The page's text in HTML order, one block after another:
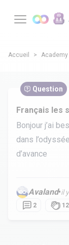
Accueil Academy
Question
Français les
Bonjour j’ai
dans
d’avance
Avaland•il
2